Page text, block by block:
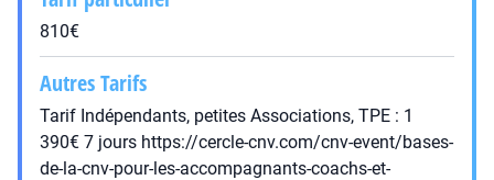
810€
Autres Tarifs
Tarif Indépendants, petites Associations, TPE : 1
390€ 7 jours https://cercle-cnv.com/cnv-event/bases-
de-la-cnv-pour-les-accompagnants-coachs-et-